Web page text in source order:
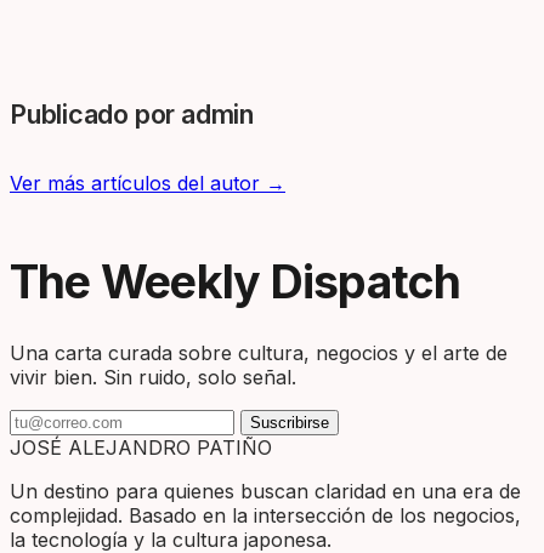
Publicado por admin
Ver más artículos del autor →
The Weekly Dispatch
Una carta curada sobre cultura, negocios y el arte de
vivir bien. Sin ruido, solo señal.
Suscribirse
JOSÉ ALEJANDRO PATIÑO
Un destino para quienes buscan claridad en una era de
complejidad. Basado en la intersección de los negocios,
la tecnología y la cultura japonesa.